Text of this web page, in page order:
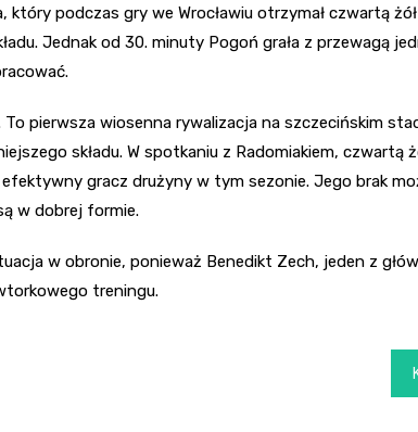
który podczas gry we Wrocławiu otrzymał czwartą
Jednak od 30. minuty Pogoń grała z przewagą
pierwsza wiosenna rywalizacja na szczecińskim
składu. W spotkaniu z Radomiakiem, czwartą
gracz drużyny w tym sezonie. Jego brak
w dobrej formie.
w obronie, ponieważ Benedikt Zech, jeden z
treningu.